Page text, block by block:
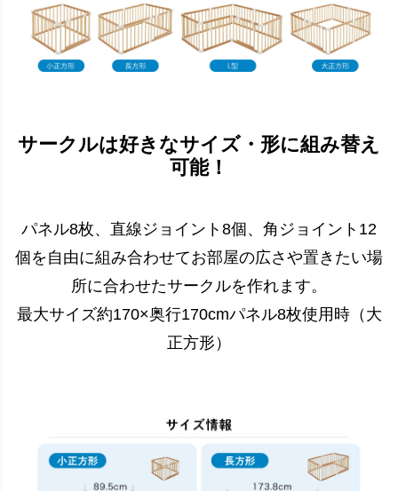
サークルは好きなサイズ・形に組み替え
可能！
パネル8枚、直線ジョイント8個、角ジョイント12
個を自由に組み合わせてお部屋の広さや置きたい場
所に合わせたサークルを作れます。
最大サイズ約170×奥行170cmパネル8枚使用時（大
正方形）